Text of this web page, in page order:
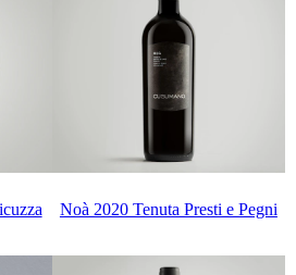
Noà 2020 Tenuta Presti e Pegni